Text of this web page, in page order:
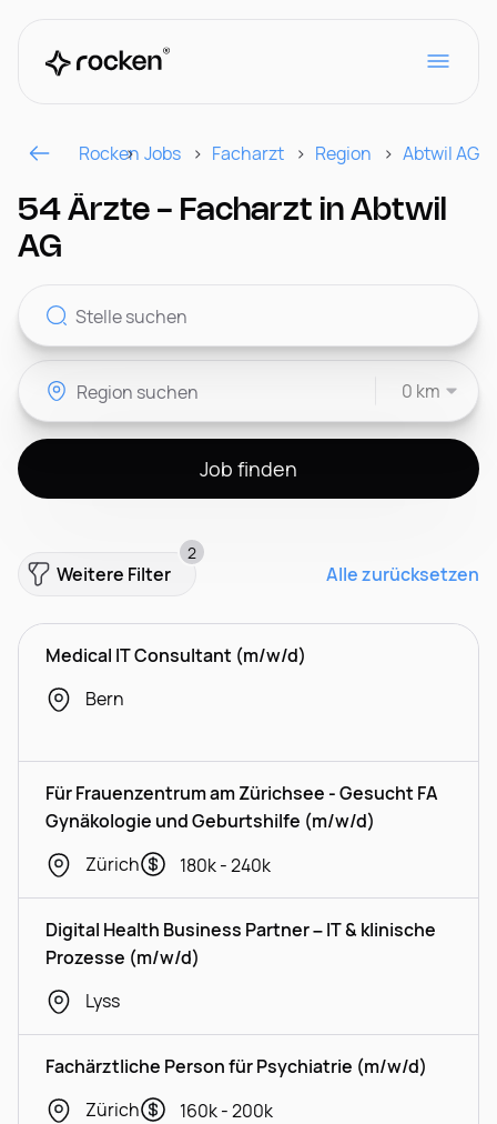
Für Arbeitgeber
Kontakt
CH
Rocken Jobs Facharzt Region Abtwil AG
54 Ärzte - Facharzt in Abtwil
AG
0 km
Job finden
Weitere Filter
2
Alle zurücksetzen
Medical IT Consultant (m/w/d)
Bern
Für Frauenzentrum am Zürichsee - Gesucht FA
Gynäkologie und Geburtshilfe (m/w/d)
Zürich
180k - 240k
Digital Health Business Partner – IT & klinische
Prozesse (m/w/d)
Lyss
Fachärztliche Person für Psychiatrie (m/w/d)
Zürich
160k - 200k